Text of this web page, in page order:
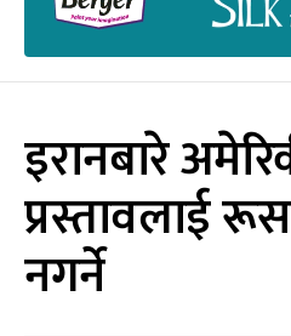
इरानबारे
प्रस्तावलाई
नगर्ने